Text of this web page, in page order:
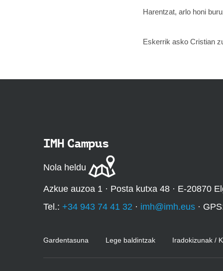
Harentzat, arlo honi
Eskerrik asko Cristian
IMH Campus
Nola heldu
Azkue auzoa 1 · Posta kutxa 48 · E-20870
Tel.: +34 943 74 41 32 · imh@imh.eus ·
Gardentasuna Lege baldintzak Iradokizunak /